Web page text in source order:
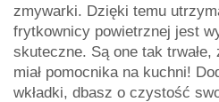
zmywarki. Dzięki temu
frytkownicy powietrznej jest
skuteczne. Są one tak
miał pomocnika na kuchni!
wkładki, dbasz o czystość